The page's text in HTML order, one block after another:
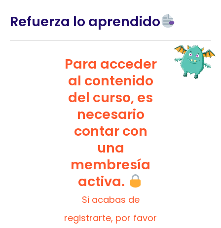
Refuerza lo aprendido
Para acceder
al contenido
del curso, es
necesario
contar con
una
membresía
activa.
Si acabas de
registrarte, por favor